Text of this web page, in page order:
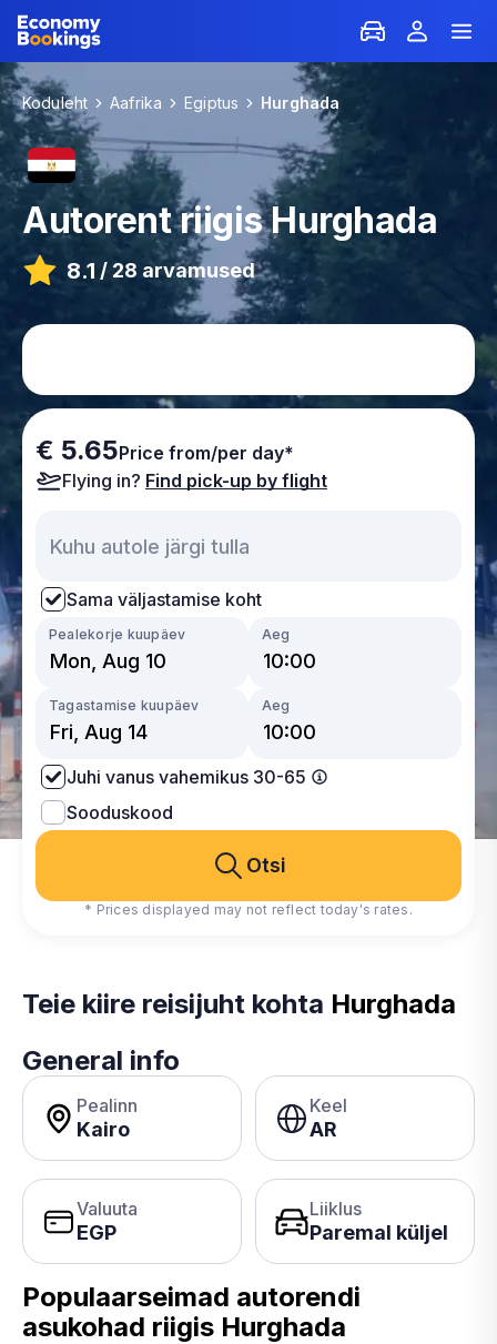
Koduleht Aafrika Egiptus Hurghada
Autorent riigisHurghada
8.1 / 28 arvamused
€ 5.65Price from/per day*
Flying in? Find pick-up by flight
Sama väljastamise koht
Pealekorje kuupäev Aeg
Tagastamise kuupäev Aeg
Juhi vanus vahemikus 30-65
Sooduskood
Otsi
* Prices displayed may not reflect today's rates.
Teie kiire reisijuht kohta Hurghada
General info
Pealinn
Kairo
Keel
AR
Valuuta
EGP
Liiklus
Paremal küljel
Populaarseimad autorendi
asukohad riigis Hurghada